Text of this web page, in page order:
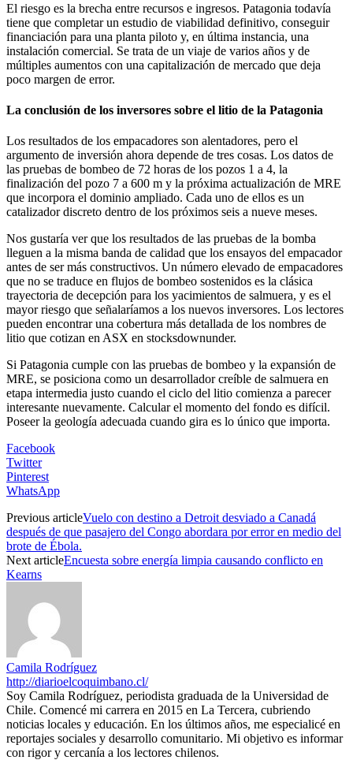
El riesgo es la brecha entre recursos e ingresos. Patagonia todavía
tiene que completar un estudio de viabilidad definitivo, conseguir
financiación para una planta piloto y, en última instancia, una
instalación comercial. Se trata de un viaje de varios años y de
múltiples aumentos con una capitalización de mercado que deja
poco margen de error.
La conclusión de los inversores sobre el litio de la Patagonia
Los resultados de los empacadores son alentadores, pero el
argumento de inversión ahora depende de tres cosas. Los datos de
las pruebas de bombeo de 72 horas de los pozos 1 a 4, la
finalización del pozo 7 a 600 m y la próxima actualización de MRE
que incorpora el dominio ampliado. Cada uno de ellos es un
catalizador discreto dentro de los próximos seis a nueve meses.
Nos gustaría ver que los resultados de las pruebas de la bomba
lleguen a la misma banda de calidad que los ensayos del empacador
antes de ser más constructivos. Un número elevado de empacadores
que no se traduce en flujos de bombeo sostenidos es la clásica
trayectoria de decepción para los yacimientos de salmuera, y es el
mayor riesgo que señalaríamos a los nuevos inversores. Los lectores
pueden encontrar una cobertura más detallada de los nombres de
litio que cotizan en ASX en stocksdownunder.
Si Patagonia cumple con las pruebas de bombeo y la expansión de
MRE, se posiciona como un desarrollador creíble de salmuera en
etapa intermedia justo cuando el ciclo del litio comienza a parecer
interesante nuevamente. Calcular el momento del fondo es difícil.
Poseer la geología adecuada cuando gira es lo único que importa.
Facebook
Twitter
Pinterest
WhatsApp
Previous articleVuelo con destino a Detroit desviado a Canadá
después de que pasajero del Congo abordara por error en medio del
brote de Ébola.
Next articleEncuesta sobre energía limpia causando conflicto en
Kearns
Camila Rodríguez
http://diarioelcoquimbano.cl/
Soy Camila Rodríguez, periodista graduada de la Universidad de
Chile. Comencé mi carrera en 2015 en La Tercera, cubriendo
noticias locales y educación. En los últimos años, me especialicé en
reportajes sociales y desarrollo comunitario. Mi objetivo es informar
con rigor y cercanía a los lectores chilenos.